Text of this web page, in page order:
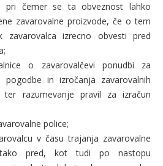
pri čemer se ta obveznost lahko
zavarovalne proizvode, če o tem
zavarovalca izrecno obvesti pred
o zavarovalčevi ponudbi za
pogodbe in izročanja zavarovalnih
ter razumevanje pravil za izračun
police;
v času trajanja zavarovalne
pred, kot tudi po nastopu